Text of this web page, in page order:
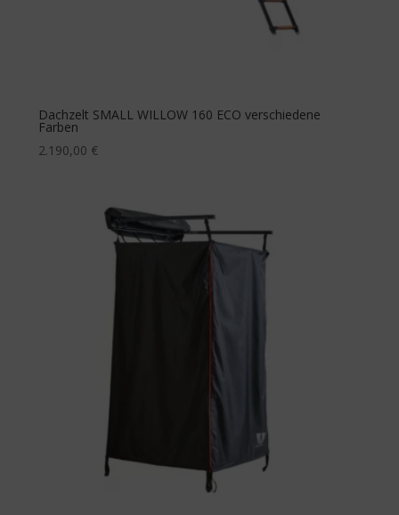
Dachzelt SMALL WILLOW 160 ECO verschiedene
Farben
2.190,00 €